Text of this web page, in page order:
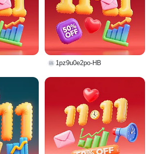
1pz9u0e2po-HB